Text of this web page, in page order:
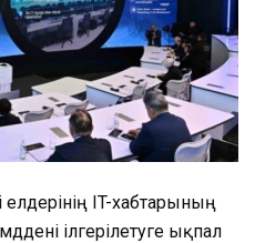
елдерінің IT-хабтарының
ілгерілетуге ықпал